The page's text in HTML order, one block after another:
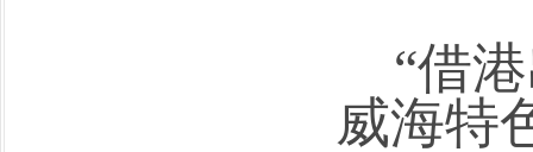
“借
威海特